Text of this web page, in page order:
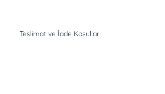
Teslimat ve İade Koşulları